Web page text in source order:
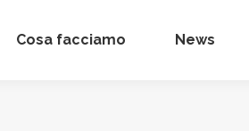
Cosa facciamo News
Cosa facciamo News